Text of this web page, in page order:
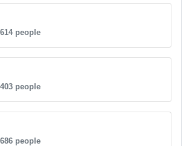
people
people
people